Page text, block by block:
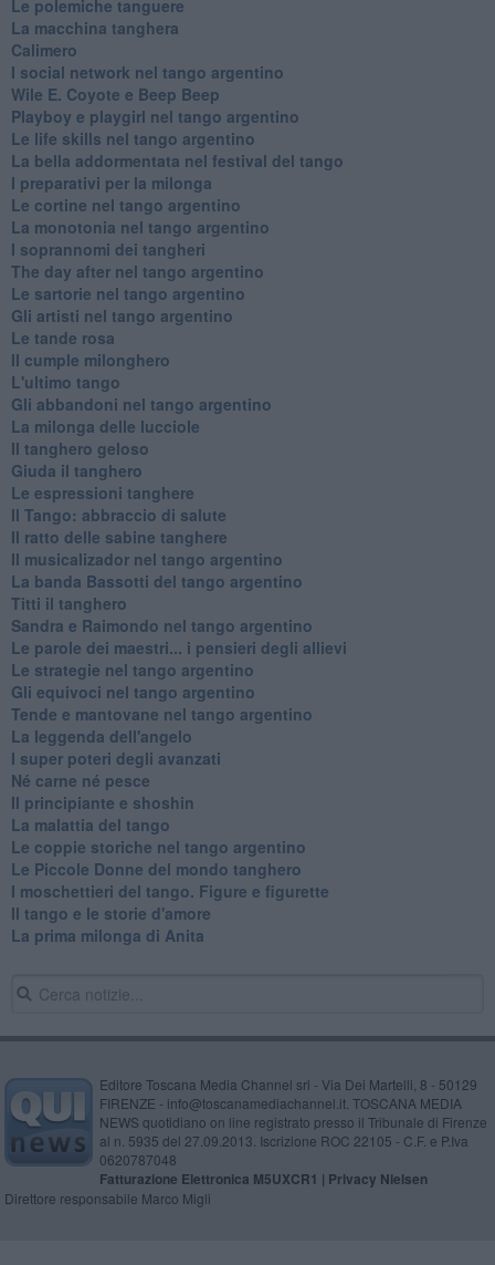
Le polemiche tanguere
La macchina tanghera
Calimero
​I social network nel tango argentino
Wile E. Coyote e Beep Beep
Playboy e playgirl nel tango argentino
Le life skills nel tango argentino
La bella addormentata nel festival del tango
I preparativi per la milonga
Le cortine nel tango argentino
La monotonia nel tango argentino
I soprannomi dei tangheri
The day after nel tango argentino
Le sartorie nel tango argentino
Gli artisti nel tango argentino
Le tande rosa
Il cumple milonghero
L'ultimo tango
Gli abbandoni nel tango argentino
La milonga delle lucciole
Il tanghero geloso
Giuda il tanghero
Le espressioni tanghere
Il Tango: abbraccio di salute
Il ratto delle sabine tanghere
Il musicalizador nel tango argentino
La banda Bassotti del tango argentino
Titti il tanghero
Sandra e Raimondo nel tango argentino
Le parole dei maestri... i pensieri degli allievi
Le strategie nel tango argentino
Gli equivoci nel tango argentino
Tende e mantovane nel tango argentino
La leggenda dell'angelo
I super poteri degli avanzati
​Né carne né pesce
Il principiante e shoshin
La malattia del tango
Le coppie storiche nel tango argentino
​Le Piccole Donne del mondo tanghero
I moschettieri del tango. Figure e figurette
Il tango e le storie d'amore
​La prima milonga di Anita
Editore Toscana Media Channel srl - Via Dei Martelli, 8 - 50129
FIRENZE - info@toscanamediachannel.it. TOSCANA MEDIA
NEWS quotidiano on line registrato presso il Tribunale di Firenze
al n. 5935 del 27.09.2013. Iscrizione ROC 22105 - C.F. e P.Iva
0620787048
Fatturazione Elettronica M5UXCR1 | Privacy Nielsen
Direttore responsabile Marco Migli